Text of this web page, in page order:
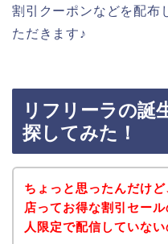
割引クーポンなどを配布
ただきます♪
リフリーラの誕
探してみた！
ちょっと思ったんだけ
店ってお得な割引セー
人限定で配信していない